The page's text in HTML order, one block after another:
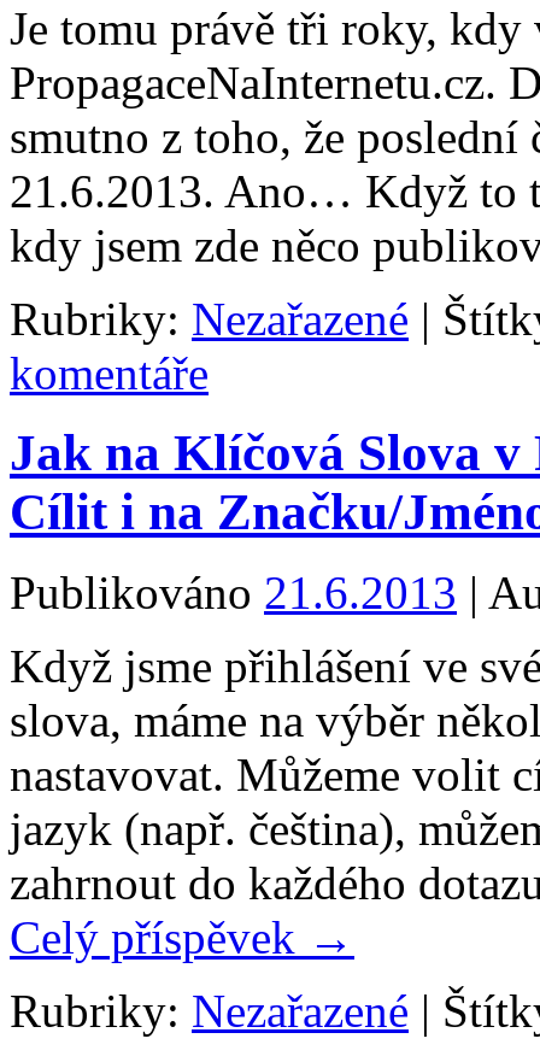
Je tomu právě tři roky,
PropagaceNaInternetu.cz.
smutno z toho, že
21.6.2013. Ano… Když to
kdy jsem zde něco
Rubriky: Nezařazené |
komentáře
Jak na Klíčová Slova
Cílit i na Značku/
Publikováno 21.6.2013 |
Když jsme přihlášení ve
slova, máme na výběr
nastavovat. Můžeme volit
jazyk (např. čeština),
zahrnout do každého
Celý příspěvek →
Rubriky: Nezařazené |